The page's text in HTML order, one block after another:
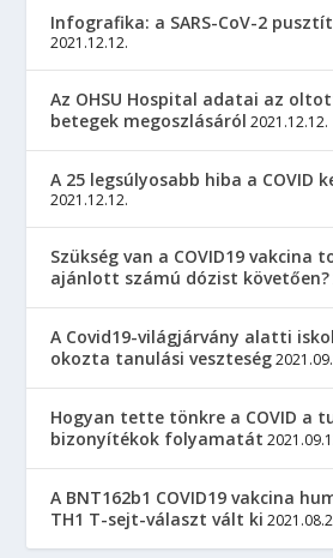
Infografika: a SARS-CoV-2
2021.12.12.
Az OHSU Hospital adatai az
betegek megoszlásáról 2021.12.12.
A 25 legsúlyosabb hiba a COVID
2021.12.12.
Szükség van a COVID19 vakcina
ajánlott számú dózist követően?
A Covid19-világjárvány alatti
okozta tanulási veszteség
Hogyan tette tönkre a COVID a
bizonyítékok folyamatát
A BNT162b1 COVID19 vakcina
TH1 T-sejt-választ vált ki